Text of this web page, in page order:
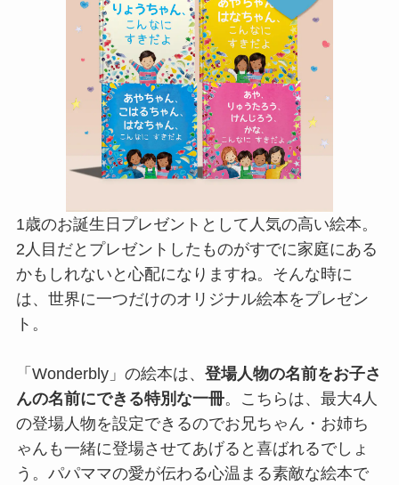
1歳のお誕生日プレゼントとして人気の高い絵本。
2人目だとプレゼントしたものがすでに家庭にある
かもしれないと心配になりますね。そんな時に
は、世界に一つだけのオリジナル絵本をプレゼン
ト。
「Wonderbly」の絵本は、 登場人物の名前をお子さ
んの名前にできる特別な一冊。こちらは、最大4人
の登場人物を設定できるのでお兄ちゃん・お姉ち
ゃんも一緒に登場させてあげると喜ばれるでしょ
う。パパママの愛が伝わる心温まる素敵な絵本で